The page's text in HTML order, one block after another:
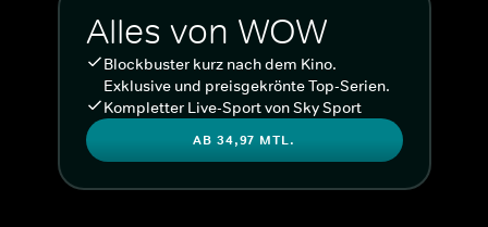
Alles von WOW
Blockbuster kurz nach dem Kino.
Exklusive und preisgekrönte Top-Serien.
Kompletter Live-Sport von Sky Sport
AB 34,97 MTL.